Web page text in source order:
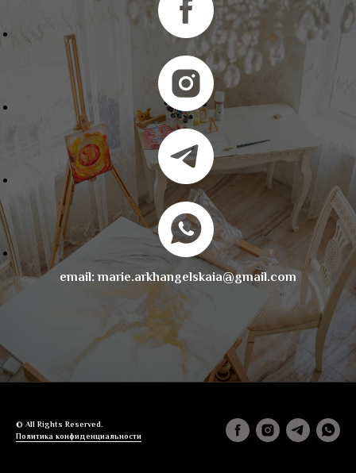
email: marie.arkhangelskaia@gmail.com
© All Rights Reserved.
Политика конфиденциальности